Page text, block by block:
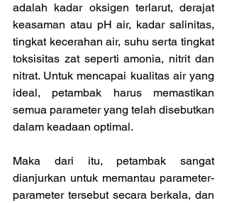
adalah kadar oksigen terlarut, derajat
keasaman atau pH air, kadar salinitas,
tingkat kecerahan air, suhu serta tingkat
toksisitas zat seperti amonia, nitrit dan
nitrat. Untuk mencapai kualitas air yang
ideal, petambak harus memastikan
semua parameter yang telah disebutkan
dalam keadaan optimal.
Maka dari itu, petambak sangat
dianjurkan untuk memantau parameter-
parameter tersebut secara berkala, dan